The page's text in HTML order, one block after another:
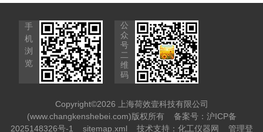
手
机
浏
览
公
众
号
二
维
码
Copyright©2026 上海荷效壹科技有限公司
(www.changkenshebei.com)版权所有 备案号：沪ICP备
2025148326号-1
sitemap.xml 技术支持： 化工仪器网 管理登